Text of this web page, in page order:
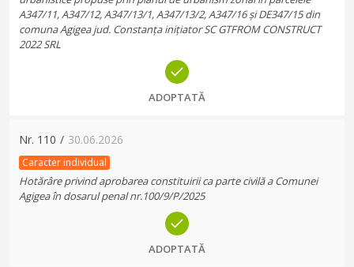
A347/11, A347/12, A347/13/1, A347/13/2, A347/16 și DE347/15 din
comuna Agigea jud. Constanța inițiator SC GTFROM CONSTRUCT
2022 SRL
ADOPTATĂ
Nr. 110 / 30.06.2026
Caracter individual
Hotărâre privind aprobarea constituirii ca parte civilă a Comunei
Agigea în dosarul penal nr.100/9/P/2025
ADOPTATĂ